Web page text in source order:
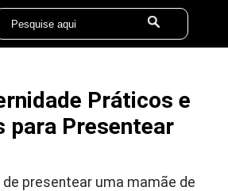
Práticos e
para Presentear
presentear uma mamãe de